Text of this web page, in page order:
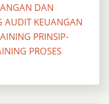
DAN
AUDIT KEUANGAN
PRINSIP-
PROSES